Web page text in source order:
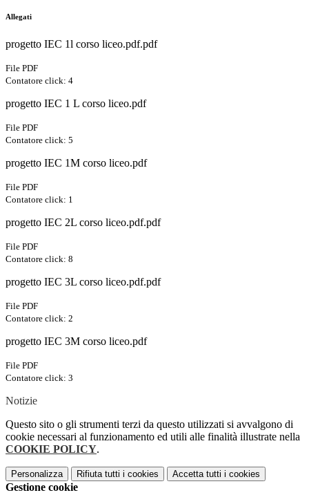
Allegati
progetto IEC 1l corso liceo.pdf.pdf
File PDF
Contatore click: 4
progetto IEC 1 L corso liceo.pdf
File PDF
Contatore click: 5
progetto IEC 1M corso liceo.pdf
File PDF
Contatore click: 1
progetto IEC 2L corso liceo.pdf.pdf
File PDF
Contatore click: 8
progetto IEC 3L corso liceo.pdf.pdf
File PDF
Contatore click: 2
progetto IEC 3M corso liceo.pdf
File PDF
Contatore click: 3
Notizie
Questo sito o gli strumenti terzi da questo utilizzati si avvalgono di
cookie necessari al funzionamento ed utili alle finalità illustrate nella
COOKIE POLICY.
Personalizza Rifiuta tutti i cookies Accetta tutti i cookies
Gestione cookie